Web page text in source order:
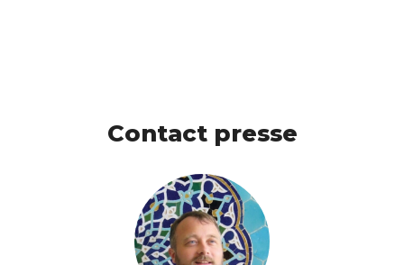
Contact presse